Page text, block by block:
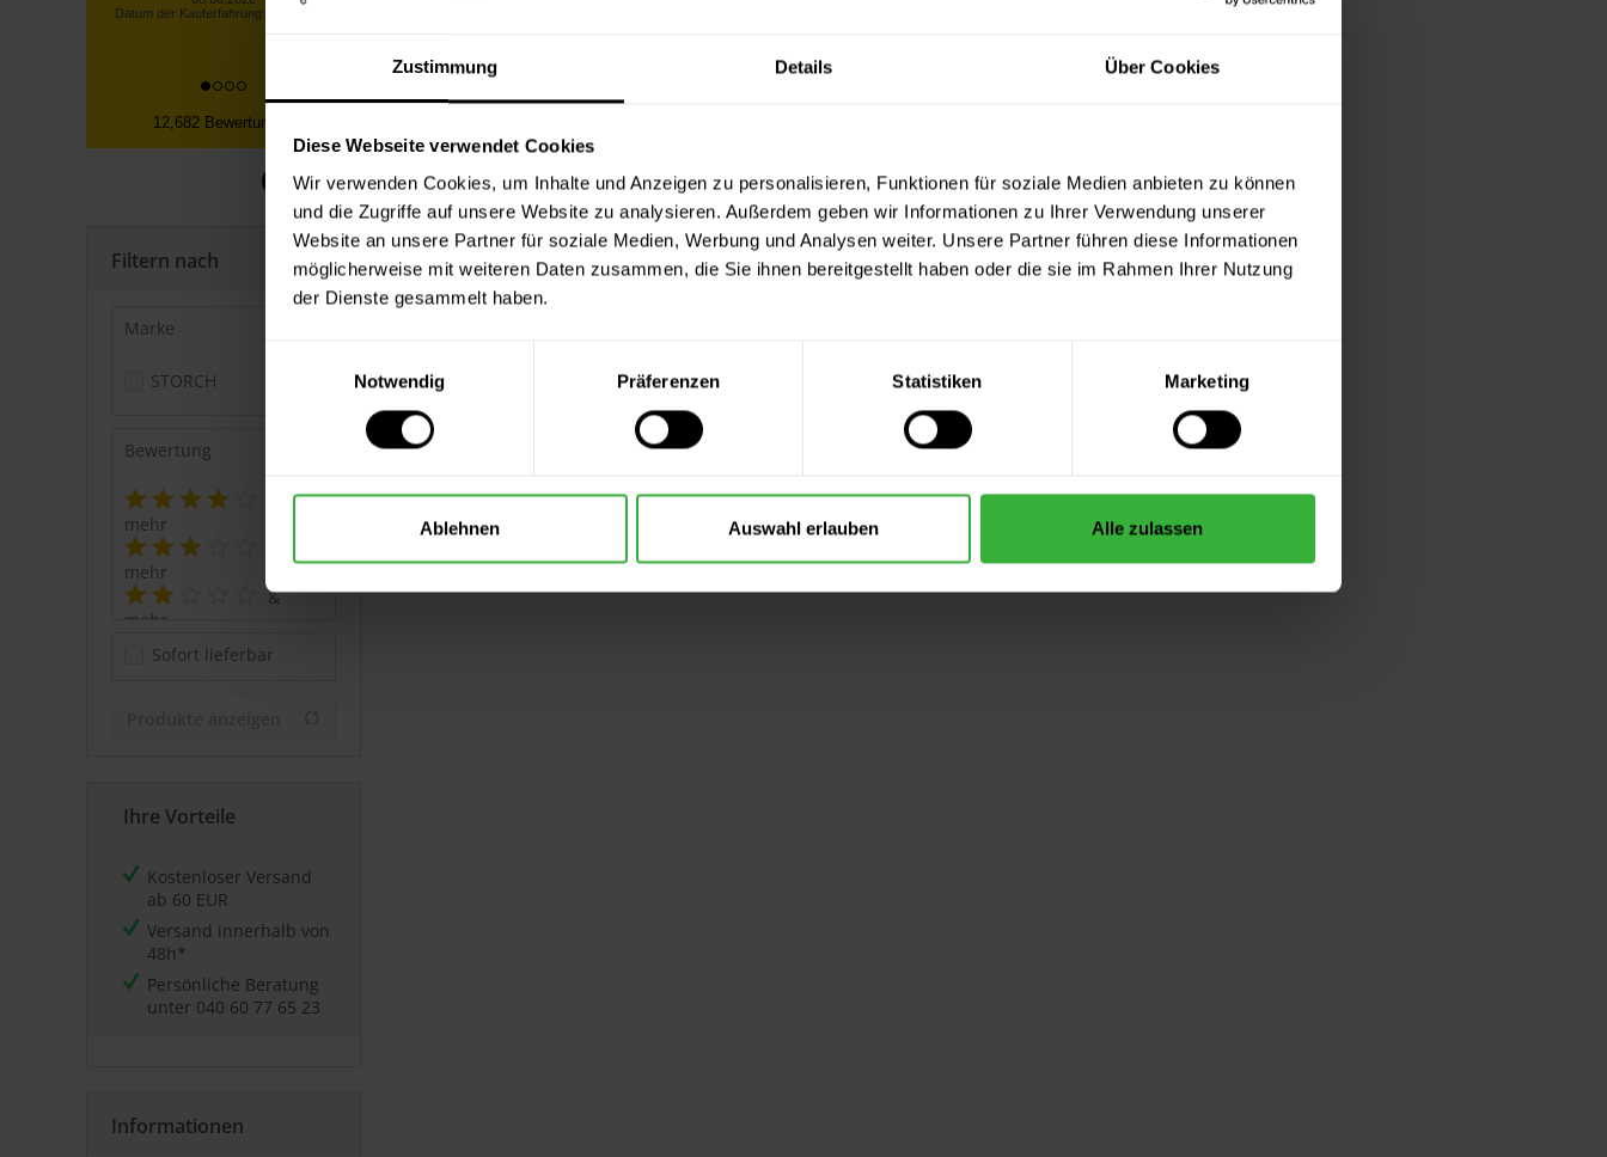
Zustimmung Details Über Cookies
Diese Webseite verwendet Cookies
Wir verwenden Cookies, um Inhalte und Anzeigen zu personalisieren, Funktionen für soziale Medien anbieten zu können
und die Zugriffe auf unsere Website zu analysieren. Außerdem geben wir Informationen zu Ihrer Verwendung unserer
Website an unsere Partner für soziale Medien, Werbung und Analysen weiter. Unsere Partner führen diese Informationen
möglicherweise mit weiteren Daten zusammen, die Sie ihnen bereitgestellt haben oder die sie im Rahmen Ihrer Nutzung
der Dienste gesammelt haben.
Notwendig
Präferenzen Statistiken Marketing
Ablehnen Auswahl erlauben Alle zulassen
12,682 Bewertungen
Filtern nach
Marke
STORCH
Bewertung
mehr
mehr
&
mehr
mehr
Sofort lieferbar
Ihre Vorteile
Kostenloser Versand
ab 60 EUR
Versand innerhalb von
48h*
Persönliche Beratung
unter 040 60 77 65 23
Informationen